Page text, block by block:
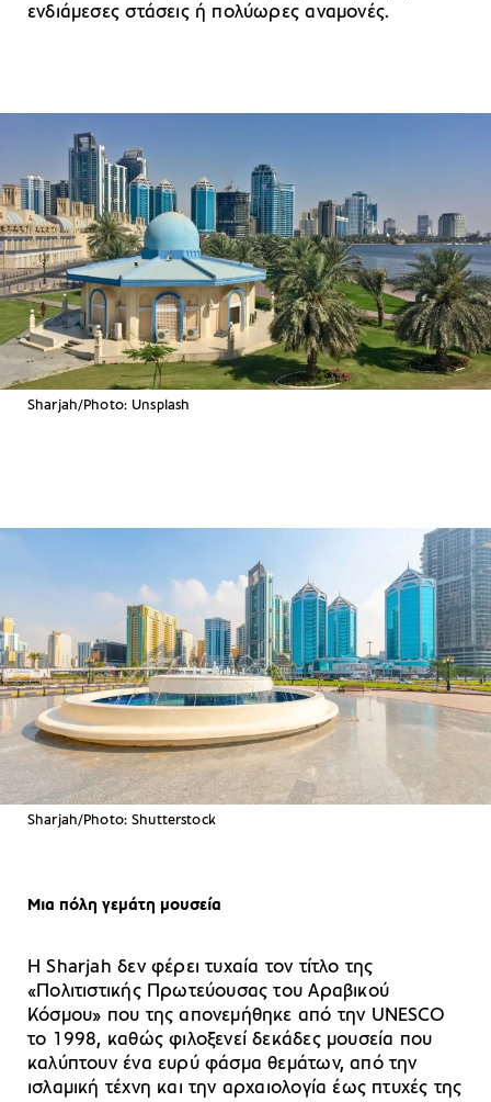
ενδιάμεσες στάσεις ή πολύωρες αναμονές.
Sharjah/Photo: Unsplash
Sharjah/Photo: Shutterstock
Μια πόλη γεμάτη μουσεία
Η Sharjah δεν φέρει τυχαία τον τίτλο της
«Πολιτιστικής Πρωτεύουσας του Αραβικού
Κόσμου» που της απονεμήθηκε από την UNESCO
το 1998, καθώς φιλοξενεί δεκάδες μουσεία που
καλύπτουν ένα ευρύ φάσμα θεμάτων, από την
ισλαμική τέχνη και την αρχαιολογία έως πτυχές της